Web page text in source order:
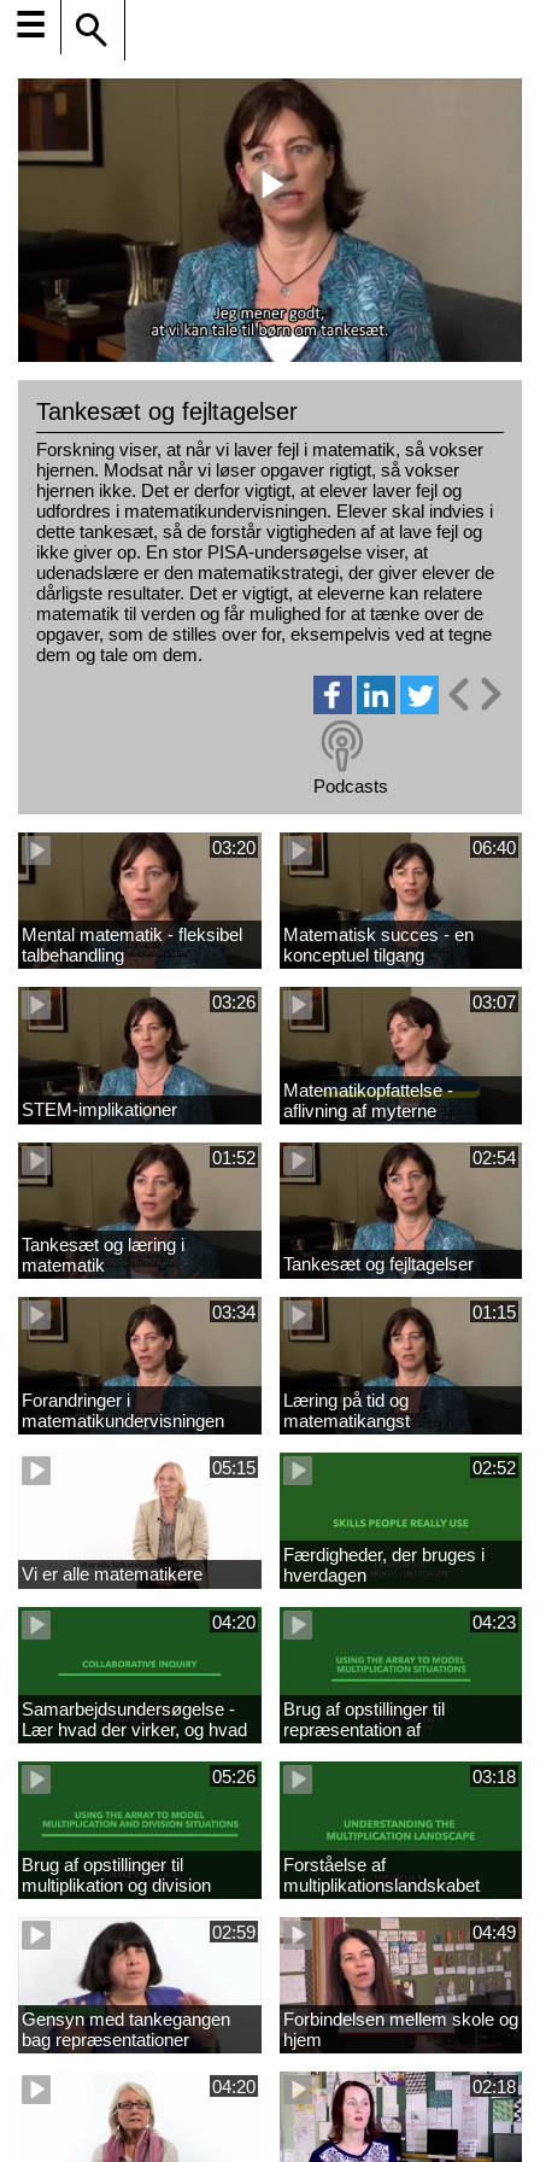
☰
Tankesæt og fejltagelser
Forskning viser, at når vi laver fejl i matematik, så vokser
hjernen. Modsat når vi løser opgaver rigtigt, så vokser
hjernen ikke. Det er derfor vigtigt, at elever laver fejl og
udfordres i matematikundervisningen. Elever skal indvies i
dette tankesæt, så de forstår vigtigheden af at lave fejl og
ikke giver op. En stor PISA-undersøgelse viser, at
udenadslære er den matematikstrategi, der giver elever de
dårligste resultater. Det er vigtigt, at eleverne kan relatere
matematik til verden og får mulighed for at tænke over de
opgaver, som de stilles over for, eksempelvis ved at tegne
dem og tale om dem.
Podcasts
03:20
Mental matematik - fleksibel
talbehandling
06:40
Matematisk succes - en
konceptuel tilgang
03:26
STEM-implikationer
03:07
Matematikopfattelse -
aflivning af myterne
01:52
Tankesæt og læring i
matematik
02:54
Tankesæt og fejltagelser
03:34
Forandringer i
matematikundervisningen
01:15
Læring på tid og
matematikangst
05:15
Vi er alle matematikere
02:52
Færdigheder, der bruges i
hverdagen
04:20
Samarbejdsundersøgelse -
Lær hvad der virker, og hvad
der ikke gør
04:23
Brug af opstillinger til
repræsentation af
multiplikationer
05:26
Brug af opstillinger til
multiplikation og division
03:18
Forståelse af
multiplikationslandskabet
02:59
Gensyn med tankegangen
bag repræsentationer
04:49
Forbindelsen mellem skole og
hjem
04:20 02:18